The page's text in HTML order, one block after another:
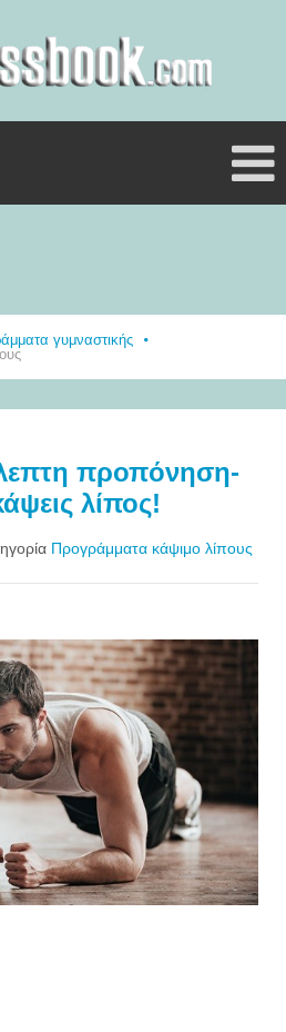
γυμναστικής
προπόνηση-
λίπος!
Προγράμματα κάψιμο λίπους